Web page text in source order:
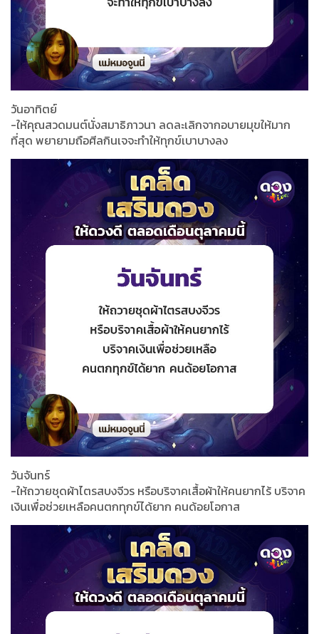
วันอาทิตย์
-ให้คุณสวดมนต์นั่งสมาธิภาวนา ลดละเลิกจากอบายมุขให้มาก
ที่สุด พยายามถือศีลกินเจจะทำให้ทุกข์เบาบางลง
วันจันทร์
-ให้ถวายชุดผ้าไตรสบงจีวร หรือบริจาคเสื้อผ้าให้คนยากไร้ บริจาค
เงินเพื่อช่วยเหลือคนตกทุกข์ได้ยาก คนด้อยโอกาส